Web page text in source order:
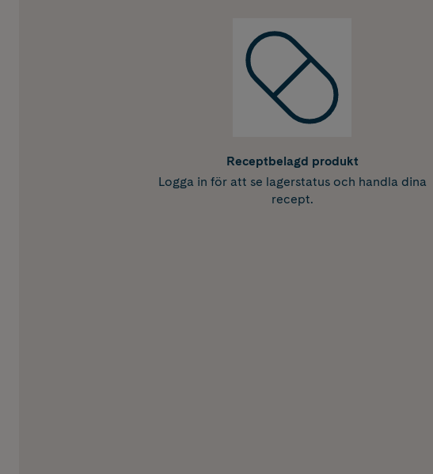
Receptbelagd produkt
Logga in för att se lagerstatus och handla dina
recept.